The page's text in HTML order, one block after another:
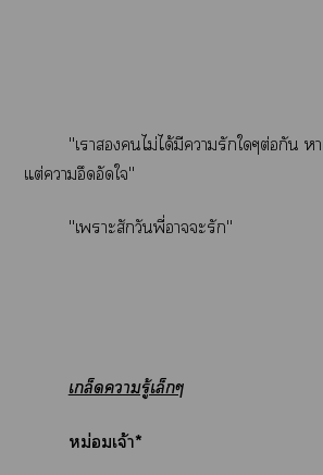
"เาไม่ได้มีารักใๆต่อกัน
แต่าอึดอัดใ"
"เาะสักวันพี่าะรัก"
เกล็ดารู้เล็กๆ
หม่อมเจ้า*